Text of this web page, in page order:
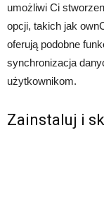
umożliwi Ci
opcji, takich jak
oferują podobne
synchronizacja
użytkownikom.
Zainstaluj i